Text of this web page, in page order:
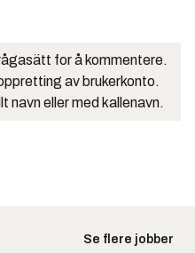
for å kommentere.
av brukerkonto.
navn eller med kallenavn.
Se flere jobber